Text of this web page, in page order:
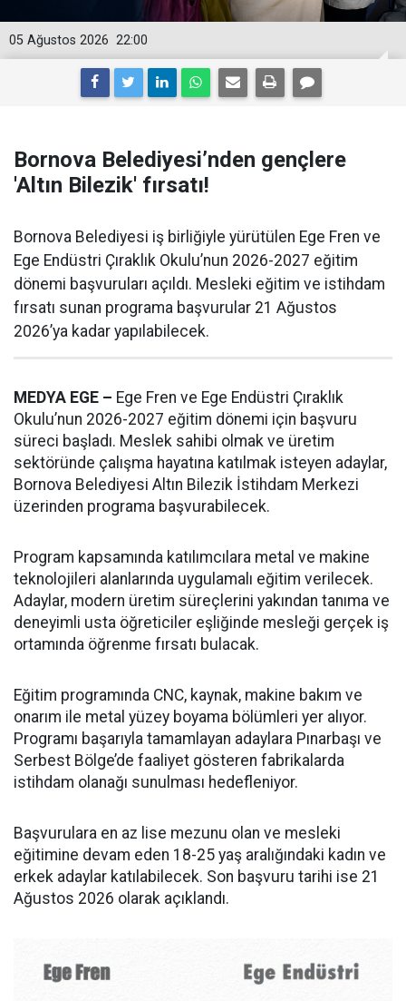
22:00
05 Ağustos 2026
Bornova Belediyesi’nden gençlere
'Altın Bilezik' fırsatı!
Bornova Belediyesi iş birliğiyle yürütülen Ege Fren ve
Ege Endüstri Çıraklık Okulu’nun 2026-2027 eğitim
dönemi başvuruları açıldı. Mesleki eğitim ve istihdam
fırsatı sunan programa başvurular 21 Ağustos
2026’ya kadar yapılabilecek.
MEDYA EGE – Ege Fren ve Ege Endüstri Çıraklık
Okulu’nun 2026-2027 eğitim dönemi için başvuru
süreci başladı. Meslek sahibi olmak ve üretim
sektöründe çalışma hayatına katılmak isteyen adaylar,
Bornova Belediyesi Altın Bilezik İstihdam Merkezi
üzerinden programa başvurabilecek.
Program kapsamında katılımcılara metal ve makine
teknolojileri alanlarında uygulamalı eğitim verilecek.
Adaylar, modern üretim süreçlerini yakından tanıma ve
deneyimli usta öğreticiler eşliğinde mesleği gerçek iş
ortamında öğrenme fırsatı bulacak.
Eğitim programında CNC, kaynak, makine bakım ve
onarım ile metal yüzey boyama bölümleri yer alıyor.
Programı başarıyla tamamlayan adaylara Pınarbaşı ve
Serbest Bölge’de faaliyet gösteren fabrikalarda
istihdam olanağı sunulması hedefleniyor.
Başvurulara en az lise mezunu olan ve mesleki
eğitimine devam eden 18-25 yaş aralığındaki kadın ve
erkek adaylar katılabilecek. Son başvuru tarihi ise 21
Ağustos 2026 olarak açıklandı.